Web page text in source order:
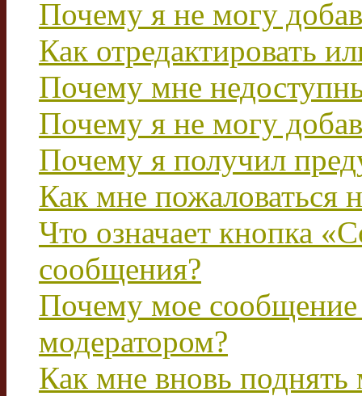
Почему я не могу
Как отредактировать
Почему мне
Почему я не могу
Почему я получил
Как мне пожаловаться
Что означает кнопка
сообщения?
Почему мое сообщение
модератором?
Как мне вновь